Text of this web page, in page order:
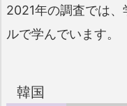
2021年の調査では
ルで学んでいます。
韓国